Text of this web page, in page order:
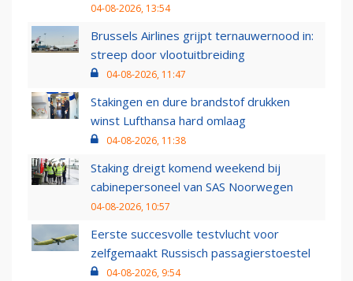
04-08-2026, 13:54
Brussels Airlines grijpt ternauwernood in:
streep door vlootuitbreiding
04-08-2026, 11:47
Stakingen en dure brandstof drukken
winst Lufthansa hard omlaag
04-08-2026, 11:38
Staking dreigt komend weekend bij
cabinepersoneel van SAS Noorwegen
04-08-2026, 10:57
Eerste succesvolle testvlucht voor
zelfgemaakt Russisch passagierstoestel
04-08-2026, 9:54